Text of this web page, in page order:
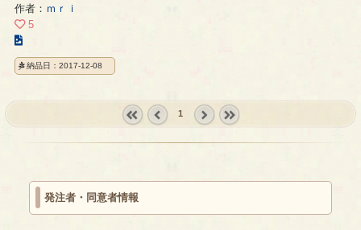
作者： ｍｒｉ
5
の
イ
ジ
納品日：2017-12-08
1
発注者・同意者情報